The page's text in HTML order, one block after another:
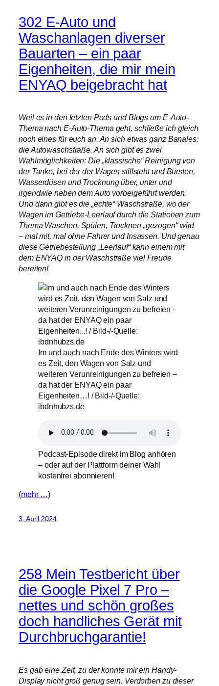
302 E-Auto und
Waschanlagen diverser
Bauarten – ein paar
Eigenheiten, die mir mein
ENYAQ beigebracht hat
Weil es in den letzten Pods und Blogs um E-Auto-
Thema nach E-Auto-Thema geht, schließe ich gleich
noch eines für euch an. An sich etwas ganz Banales:
die Autowaschstraße. An sich gibt es zwei
Wahlmöglichkeiten: Die „klassische“ Reinigung von
der Tanke, bei der der Wagen stillsteht und Bürsten,
Wasserdüsen und Trocknung über, unter und
irgendwie neben dem Auto vorbeigeführt werden.
Und dann gibt es die „echte“ Waschstraße, wo der
Wagen im Getriebe-Leerlauf durch die Stationen zum
Thema Waschen, Spülen, Trocknen „gezogen“ wird
– mal mit, mal ohne Fahrer und Insassen. Und genau
diese Getriebestellung „Leerlauf“ kann einem mit
dem ENYAQ in der Waschstraße viel Freude
bereiten!
Im und auch nach Ende des Winters wird
es Zeit, den Wagen von Salz und
weiteren Verunreinigungen zu befreien –
da hat der ENYAQ ein paar
Eigenheiten…! / Bild-/-Quelle:
ibdnhubzs.de
Podcast-Episode direkt im Blog anhören
– oder auf der Plattform deiner Wahl
kostenfrei abonnieren!
(mehr …)
3. April 2024
258 Mein Testbericht über
die Google Pixel 7 Pro –
nettes und schön großes
doch handliches Gerät mit
Durchbruchgarantie!
Es gab eine Zeit, zu der konnte mir ein Handy-
Display nicht groß genug sein. Verdorben zu dieser